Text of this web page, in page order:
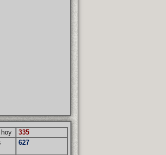
335
627